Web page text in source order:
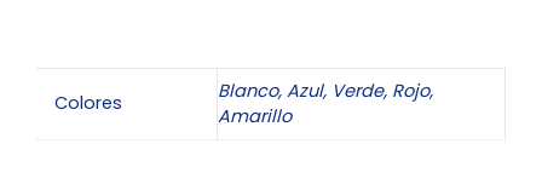
Colores
Blanco, Azul, Verde, Rojo,
Amarillo